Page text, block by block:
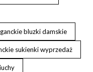
bluzki damskie
sukienki wyprzedaż